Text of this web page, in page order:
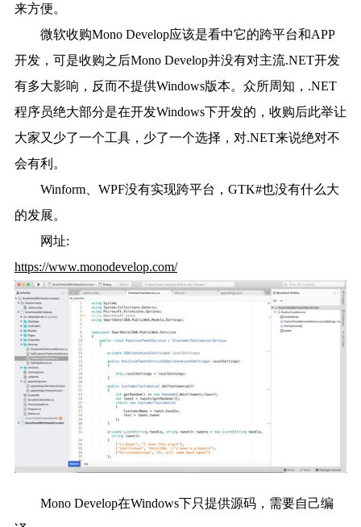
来方便。
微软收购Mono Develop应该是看中它的跨平台和APP
开发，可是收购之后Mono Develop并没有对主流.NET开发
有多大影响，反而不提供Windows版本。众所周知，.NET
程序员绝大部分是在开发Windows下开发的，收购后此举让
大家又少了一个工具，少了一个选择，对.NET来说绝对不
会有利。
Winform、WPF没有实现跨平台，GTK#也没有什么大
的发展。
网址:
https://www.monodevelop.com/
Mono Develop在Windows下只提供源码，需要自己编